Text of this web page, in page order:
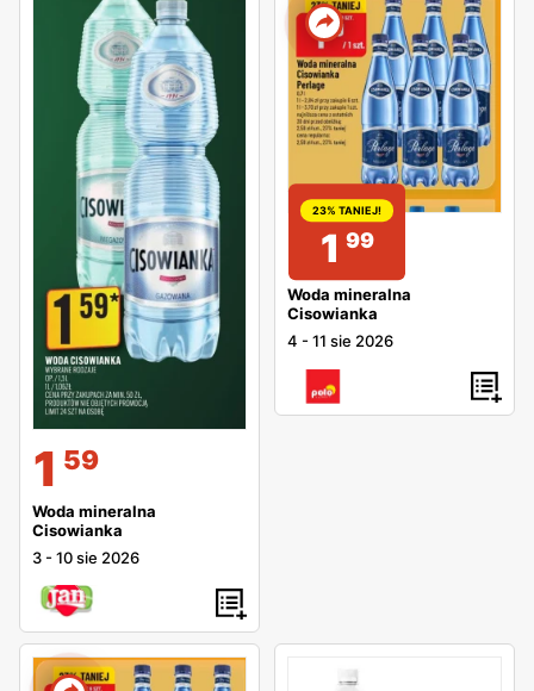
1 59
Woda mineralna
Cisowianka
3 -10 sie 2026
23% TANIEJ!
1 99
Woda mineralna
Cisowianka
4 -11 sie 2026